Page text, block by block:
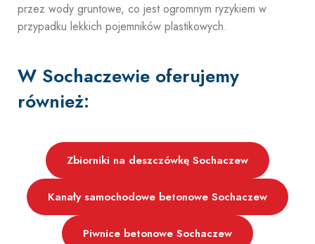
przez wody gruntowe, co jest ogromnym ryzykiem w
przypadku lekkich pojemników plastikowych.
W Sochaczewie oferujemy
również:
Zbiorniki na deszczówkę Sochaczew
Kanały samochodowe betonowe Sochaczew
Piwnice betonowe Sochaczew